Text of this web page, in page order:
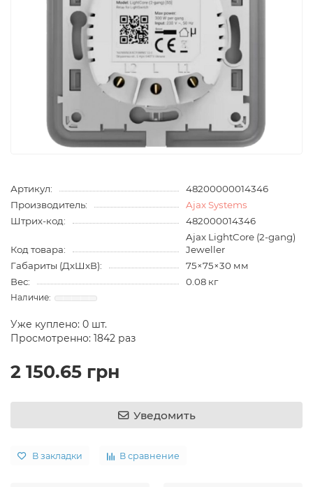
Артикул:
48200000014346
Производитель:
Ajax Systems
Штрих-код:
482000014346
Код товара:
Ajax LightCore (2-gang)
Jeweller
Габариты (ДхШхВ):
75×75×30 мм
Вес:
0.08 кг
Уже куплено: 0 шт.
Просмотренно: 1842 раз
2 150.65 грн
Уведомить
В закладки В сравнение